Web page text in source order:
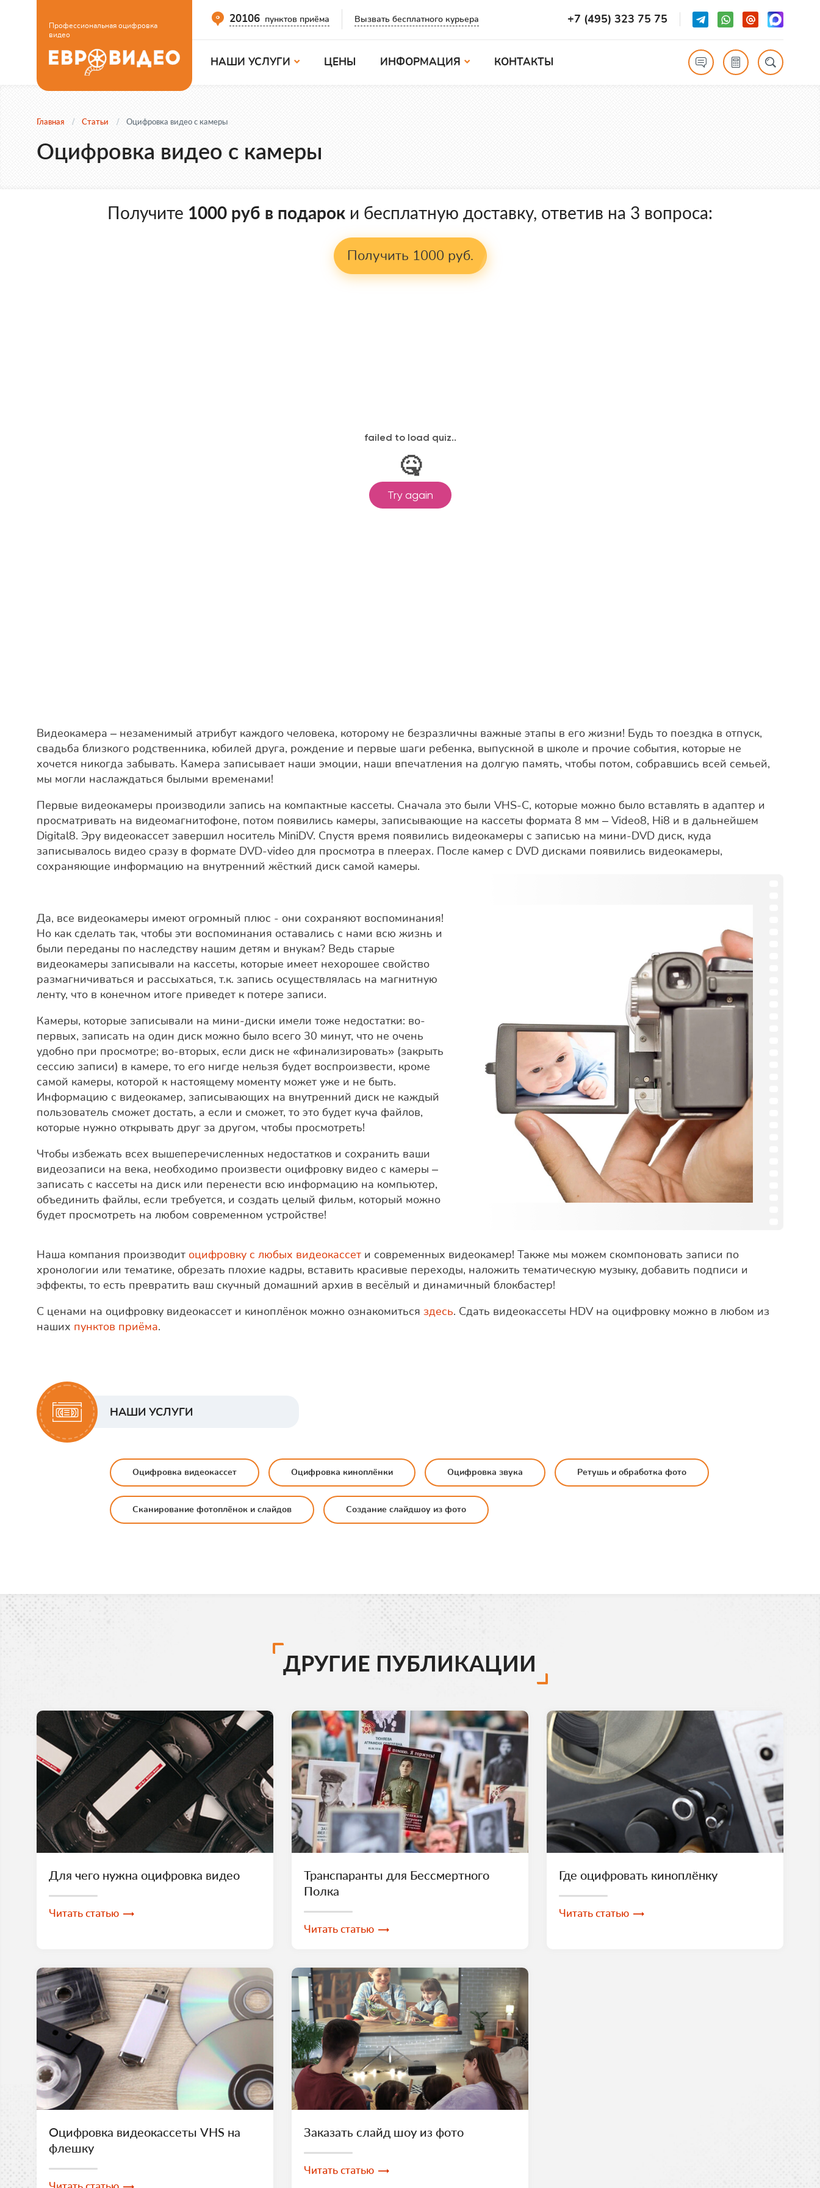
Профессиональная оцифровка
видео
20106 пунктов приёма Вызвать бесплатного курьера +7 (495) 323 75 75
НАШИ УСЛУГИ ЦЕНЫ ИНФОРМАЦИЯ КОНТАКТЫ
Главная Статьи Оцифровка видео с камеры
Оцифровка видео с камеры
Получите 1000 руб в подарок и бесплатную доставку, ответив на 3 вопроса:
Получить 1000 руб.
Видеокамера – незаменимый атрибут каждого человека, которому не безразличны важные этапы в его жизни! Будь то поездка в отпуск,
свадьба близкого родственника, юбилей друга, рождение и первые шаги ребенка, выпускной в школе и прочие события, которые не
хочется никогда забывать. Камера записывает наши эмоции, наши впечатления на долгую память, чтобы потом, собравшись всей семьей,
мы могли наслаждаться былыми временами!
Первые видеокамеры производили запись на компактные кассеты. Сначала это были VHS-C, которые можно было вставлять в адаптер и
просматривать на видеомагнитофоне, потом появились камеры, записывающие на кассеты формата 8 мм – Video8, Hi8 и в дальнейшем
Digital8. Эру видеокассет завершил носитель MiniDV. Спустя время появились видеокамеры с записью на мини-DVD диск, куда
записывалось видео сразу в формате DVD-video для просмотра в плеерах. После камер с DVD дисками появились видеокамеры,
сохраняющие информацию на внутренний жёсткий диск самой камеры.
Да, все видеокамеры имеют огромный плюс - они сохраняют воспоминания!
Но как сделать так, чтобы эти воспоминания оставались с нами всю жизнь и
были переданы по наследству нашим детям и внукам? Ведь старые
видеокамеры записывали на кассеты, которые имеет нехорошее свойство
размагничиваться и рассыхаться, т.к. запись осуществлялась на магнитную
ленту, что в конечном итоге приведет к потере записи.
Камеры, которые записывали на мини-диски имели тоже недостатки: во-
первых, записать на один диск можно было всего 30 минут, что не очень
удобно при просмотре; во-вторых, если диск не «финализировать» (закрыть
сессию записи) в камере, то его нигде нельзя будет воспроизвести, кроме
самой камеры, которой к настоящему моменту может уже и не быть.
Информацию с видеокамер, записывающих на внутренний диск не каждый
пользователь сможет достать, а если и сможет, то это будет куча файлов,
которые нужно открывать друг за другом, чтобы просмотреть!
Чтобы избежать всех вышеперечисленных недостатков и сохранить ваши
видеозаписи на века, необходимо произвести оцифровку видео с камеры –
записать с кассеты на диск или перенести всю информацию на компьютер,
объединить файлы, если требуется, и создать целый фильм, который можно
будет просмотреть на любом современном устройстве!
Наша компания производит оцифровку с любых видеокассет и современных видеокамер! Также мы можем скомпоновать записи по
хронологии или тематике, обрезать плохие кадры, вставить красивые переходы, наложить тематическую музыку, добавить подписи и
эффекты, то есть превратить ваш скучный домашний архив в весёлый и динамичный блокбастер!
С ценами на оцифровку видеокассет и киноплёнок можно ознакомиться здесь. Сдать видеокассеты HDV на оцифровку можно в любом из
наших пунктов приёма.
НАШИ УСЛУГИ
Оцифровка видеокассет Оцифровка киноплёнки Оцифровка звука Ретушь и обработка фото
Сканирование фотоплёнок и слайдов Создание слайдшоу из фото
ДРУГИЕ ПУБЛИКАЦИИ
Для чего нужна оцифровка видео
Читать статью
Транспаранты для Бессмертного
Полка
Читать статью
Где оцифровать киноплёнку
Читать статью
Оцифровка видеокассеты VHS на
флешку
Заказать слайд шоу из фото
Читать статью